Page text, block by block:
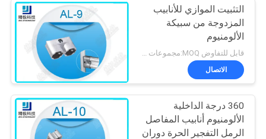
التثبيت الموازي للأنابيب
المزدوجة من سبيكة
الألومنيوم
الاتصال
360 درجة الداخلية
الألومنيوم أنابيب المفاصل
الرمل التفجير الحرة دوران